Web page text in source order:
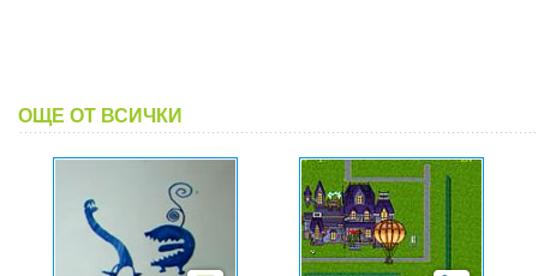
ОЩЕ ОТ ВСИЧКИ